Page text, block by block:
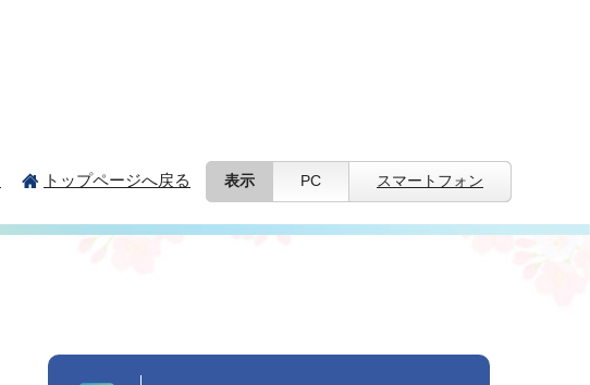
トップページへ戻る 表示 PC スマートフォン